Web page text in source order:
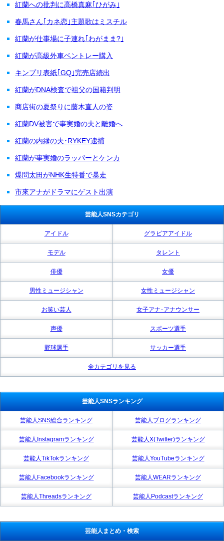
紅蘭への批判に高橋真麻｢ひがみ｣
春馬さん｢カネ恋｣主題歌はミスチル
紅蘭が仕事場に子連れ｢わがまま?｣
紅蘭が高級外車ベントレー購入
キンプリ表紙｢GQ｣完売店続出
紅蘭がDNA検査で祖父の国籍判明
商店街の夏祭りに藤木直人の姿
紅蘭DV被害で事実婚の夫と離婚へ
紅蘭の内縁の夫･RYKEY逮捕
紅蘭が事実婚のラッパーとケンカ
爆問太田がNHK生特番で暴走
市來アナがドラマにゲスト出演
芸能人SNSカテゴリ
アイドル グラビアアイドル
モデル タレント
俳優 女優
男性ミュージシャン 女性ミュージシャン
お笑い芸人 女子アナ･アナウンサー
声優 スポーツ選手
野球選手 サッカー選手
全カテゴリを見る
芸能人SNSランキング
芸能人SNS総合ランキング 芸能人ブログランキング
芸能人Instagramランキング 芸能人X(Twitter)ランキング
芸能人TikTokランキング 芸能人YouTubeランキング
芸能人Facebookランキング 芸能人WEARランキング
芸能人Threadsランキング 芸能人Podcastランキング
芸能人まとめ・検索